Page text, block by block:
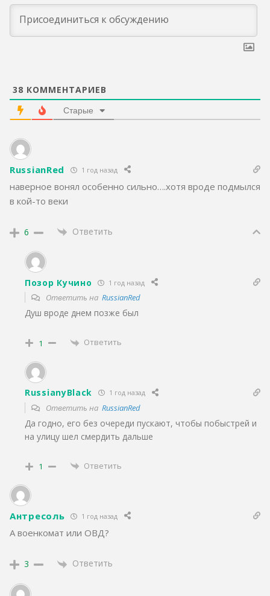
38 КОММЕНТАРИЕВ
Старые
RussianRed 1 год назад
наверное вонял особенно сильно….хотя вроде подмылся
в кой-то веки
6 Ответить
Позор Кучино 1 год назад
Ответить на RussianRed
Душ вроде днем позже был
1 Ответить
RussianуBlack 1 год назад
Ответить на RussianRed
Да годно, его без очереди пускают, чтобы побыстрей и
на улицу шел смердить дальше
1 Ответить
Антресоль 1 год назад
А военкомат или ОВД?
3 Ответить